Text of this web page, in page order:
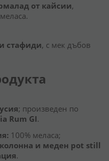
от кайсии,
стафиди, с мек дъбов
; произведен по
Rum GI.
100% меласа;
и меден pot still
.